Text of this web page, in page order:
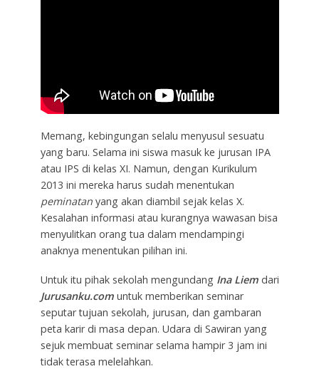
Memang, kebingungan selalu menyusul sesuatu
yang baru. Selama ini siswa masuk ke jurusan IPA
atau IPS di kelas XI. Namun, dengan Kurikulum
2013 ini mereka harus sudah menentukan
peminatanyang akan diambil sejak kelas X.
Kesalahan informasi atau kurangnya wawasan bisa
menyulitkan orang tua dalam mendampingi
anaknya menentukan pilihan ini.
Untuk itu pihak sekolah mengundang Ina Liem dari
Jurusanku.comuntuk memberikan seminar
seputar tujuan sekolah, jurusan, dan gambaran
peta karir di masa depan. Udara di Sawiran yang
sejuk membuat seminar selama hampir 3 jam ini
tidak terasa melelahkan.